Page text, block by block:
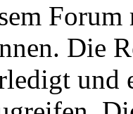
Die
und